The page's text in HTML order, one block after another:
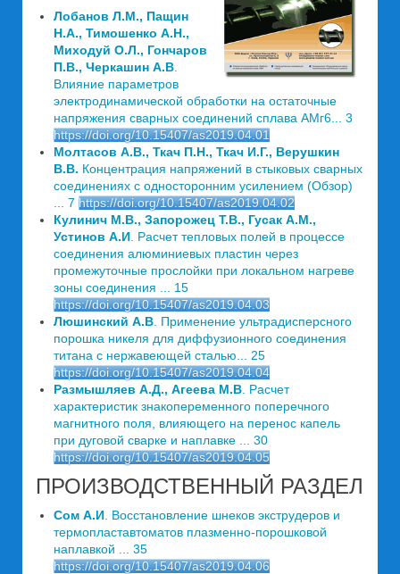
Лобанов Л.М., Пащин
Н.А., Тимошенко А.Н.,
Миходуй О.Л., Гончаров
П.В., Черкашин А.В
Влияние параметров
электродинамической обработки на остаточные
напряжения сварных соединений сплава АМг6... 3
https://doi.org/10.15407/as2019.04.01
Молтасов А.В., Ткач П.Н., Ткач И.Г., Верушкин
В.В. Концентрация напряжений в стыковых сварных
соединениях с односторонним усилением (Обзор)
... 7 https://doi.org/10.15407/as2019.04.02
Кулинич М.В., Запорожец Т.В., Гусак А.М.,
Устинов А.И . Расчет тепловых полей в процессе
соединения алюминиевых пластин через
промежуточные прослойки при локальном нагреве
зоны соединения ... 15
https://doi.org/10.15407/as2019.04.03
Люшинский А.В . Применение ультрадисперсного
порошка никеля для диффузионного соединения
титана с нержавеющей сталью... 25
https://doi.org/10.15407/as2019.04.04
Размышляев А.Д., Агеева М.В . Расчет
характеристик знакопеременного поперечного
магнитного поля, влияющего на перенос капель
при дуговой сварке и наплавке ... 30
https://doi.org/10.15407/as2019.04.05
ПРОИЗВОДСТВЕННЫЙ РАЗДЕЛ
Сом А.И . Восстановление шнеков экструдеров и
термопластавтоматов плазменно-порошковой
наплавкой ... 35
https://doi.org/10.15407/as2019.04.06